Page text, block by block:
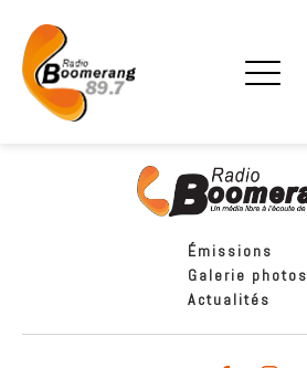
Émissions
Galerie photos
Actualités